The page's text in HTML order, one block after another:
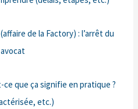
de la Factory) : l’arrêt du
ce que ça signifie en pratique ?
etc.)